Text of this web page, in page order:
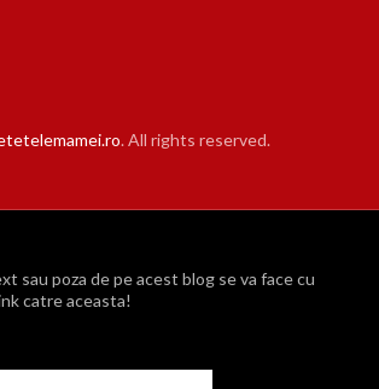
. All rights reserved.
sau poza de pe acest blog se va face cu
catre aceasta!